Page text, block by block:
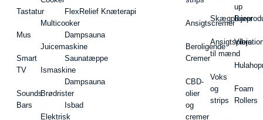
Tastatur
Mus
Smart
TV
Sounds
Bars
Multicooker
Juicemaskine
Ismaskine
Brødrister
Elektrisk
FlexRelief Knæterapi
Dampsauna
Saunatæppe
Dampsauna
Isbad
Ansigtscremer
Beroligende
Cremer
CBD-
olier
og
cremer
Ansigtspleje
til mænd
Voks
og
strips
up
Barer
Foam
Rollers